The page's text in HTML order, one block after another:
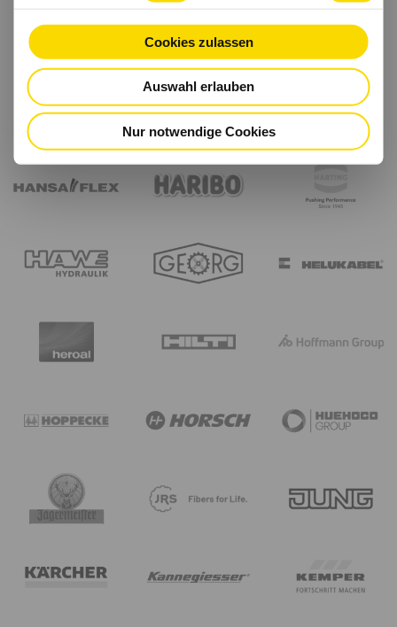
Cookies zulassen
Auswahl erlauben
Nur notwendige Cookies